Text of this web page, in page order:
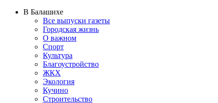
В Балашихе
Все выпуски газеты
Городская жизнь
О важном
Спорт
Культура
Благоустройство
ЖКХ
Экология
Кучино
Строительство